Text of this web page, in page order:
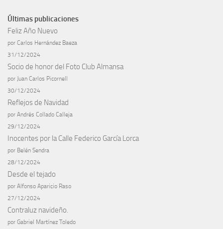
Últimas publicaciones
Feliz Año Nuevo
por Carlos Hernández Baeza
31/12/2024
Socio de honor del Foto Club Almansa
por Juan Carlos Picornell
30/12/2024
Reflejos de Navidad
por Andrés Collado Calleja
29/12/2024
Inocentes por la Calle Federico García Lorca
por Belén Sendra
28/12/2024
Desde el tejado
por Alfonso Aparicio Raso
27/12/2024
Contraluz navideño.
por Gabriel Martínez Toledo